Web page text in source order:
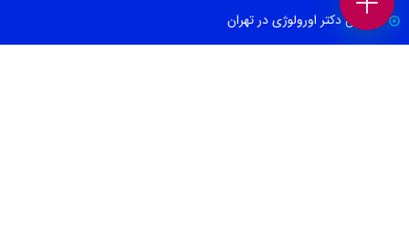
بهترین دکتر اورولوژی در تهران